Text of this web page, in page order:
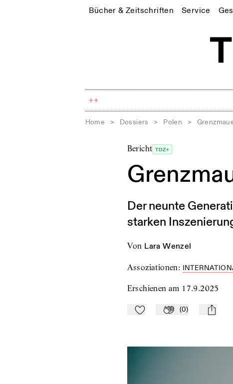
Bücher & Zeitschriften Service
++
Home > Dossiers > Polen >
Bericht TDZ+
Der neunte
starken
von Lara Wenzel
Assoziationen:
Erschienen am 17.9.2025
Zu Mein-TdZ hinzufügen
Applaudieren
(0) mail